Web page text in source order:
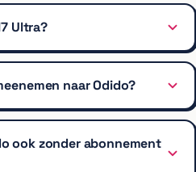
Ultra?
naar Odido?
ook zonder abonnement